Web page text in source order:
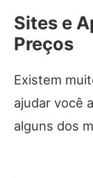
Sites e
Preços
Existem
ajudar você
alguns dos